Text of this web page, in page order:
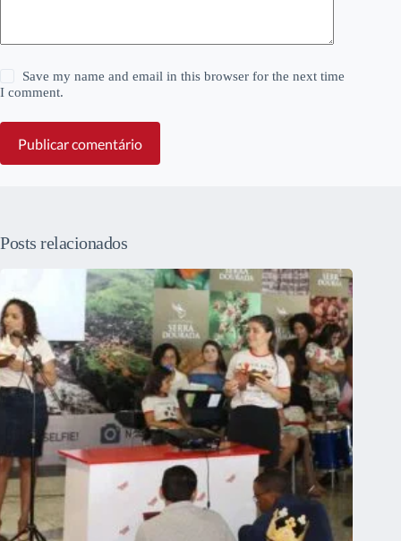
Save my name and email in this browser for the next time
I comment.
Publicar comentário
Posts relacionados